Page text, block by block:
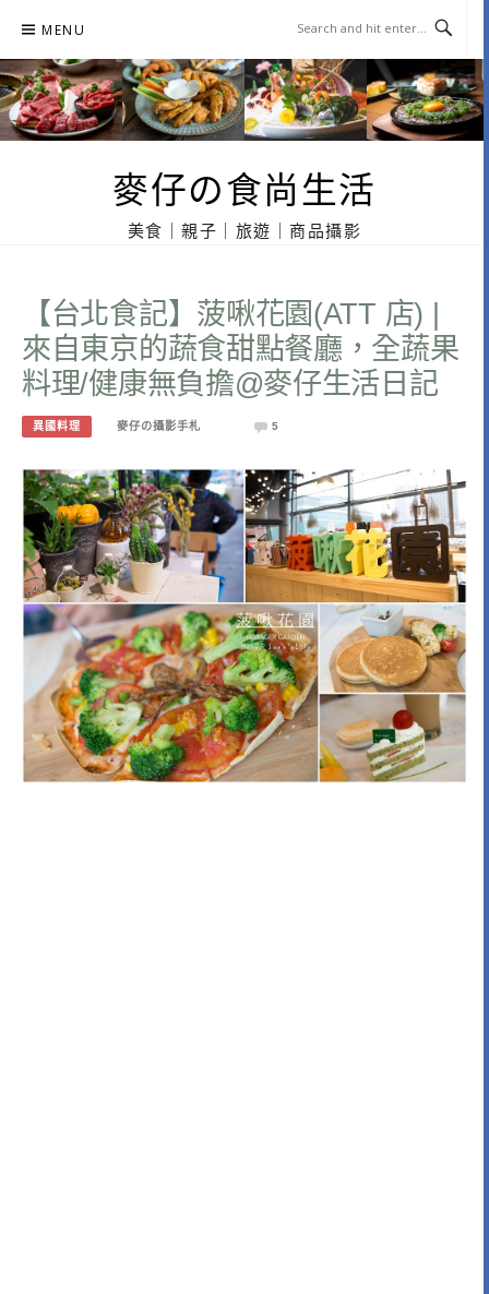
content
MENU
麥仔の食尚生活
美食｜親子｜旅遊｜商品攝影
【台北食記】菠啾花園(ATT 店) |
來自東京的蔬食甜點餐廳，全蔬果
料理/健康無負擔@麥仔生活日記
異國料理 麥仔の攝影手札 5